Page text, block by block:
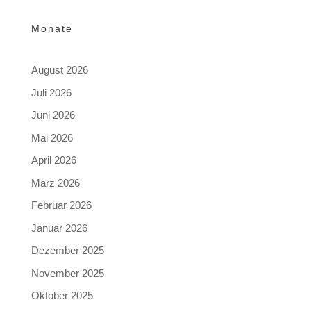
Monate
August 2026
Juli 2026
Juni 2026
Mai 2026
April 2026
März 2026
Februar 2026
Januar 2026
Dezember 2025
November 2025
Oktober 2025